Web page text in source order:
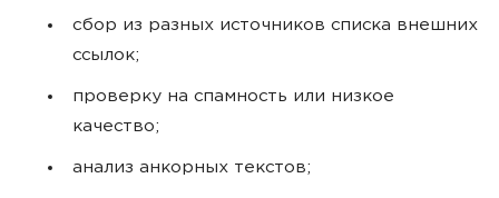
сбор из разных источников списка внешних
ссылок;
проверку на спамность или низкое
качество;
анализ анкорных текстов;